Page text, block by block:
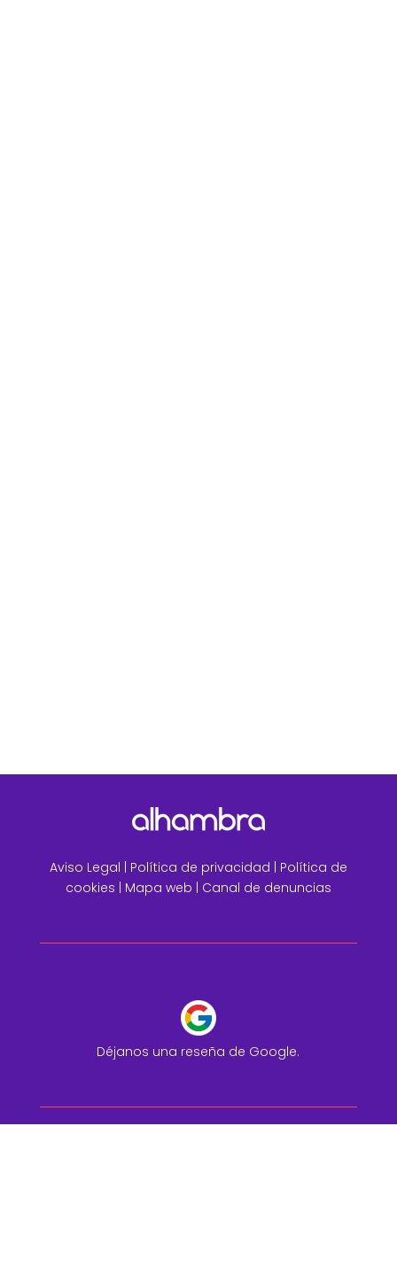
Aviso Legal | Política de privacidad | Política de
cookies | Mapa web | Canal de denuncias
Déjanos una reseña de Google.